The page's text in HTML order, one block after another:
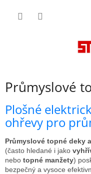
Průmyslové
Plošné
ohřevy pro
Průmyslové topné deky
(často hledané i jako
nebo topné manžety)
bezpečný a vysoce